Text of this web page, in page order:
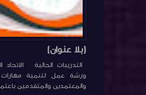
(بلا عنوان)
التدريبات الحالية
ورشة عمل لتنمية مهارات
والمعتمدين والمتقدمين